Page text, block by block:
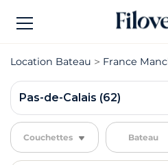
Location Bateau France
Pas-de-Calais (62)
Couchettes Bateau